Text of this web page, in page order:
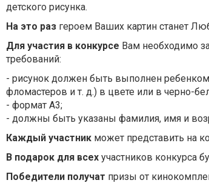
детского рисунка.
На это раз героем Ваших картин станет
Для участия в конкурсе Вам необходимо
требований:
- рисунок должен быть выполнен
фломастеров и т. д.) в цвете или в черно-
- формат А3;
- должны быть указаны фамилия, имя и
Каждый участник может представить на
В подарок для всех участников конкурса
Победители получат призы от